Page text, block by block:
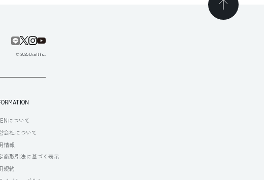
© 2025 Draft Inc.
について
会社について
情報
商取引法に基づく表示
規約